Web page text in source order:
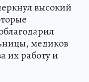
высокий
медиков
их работу и